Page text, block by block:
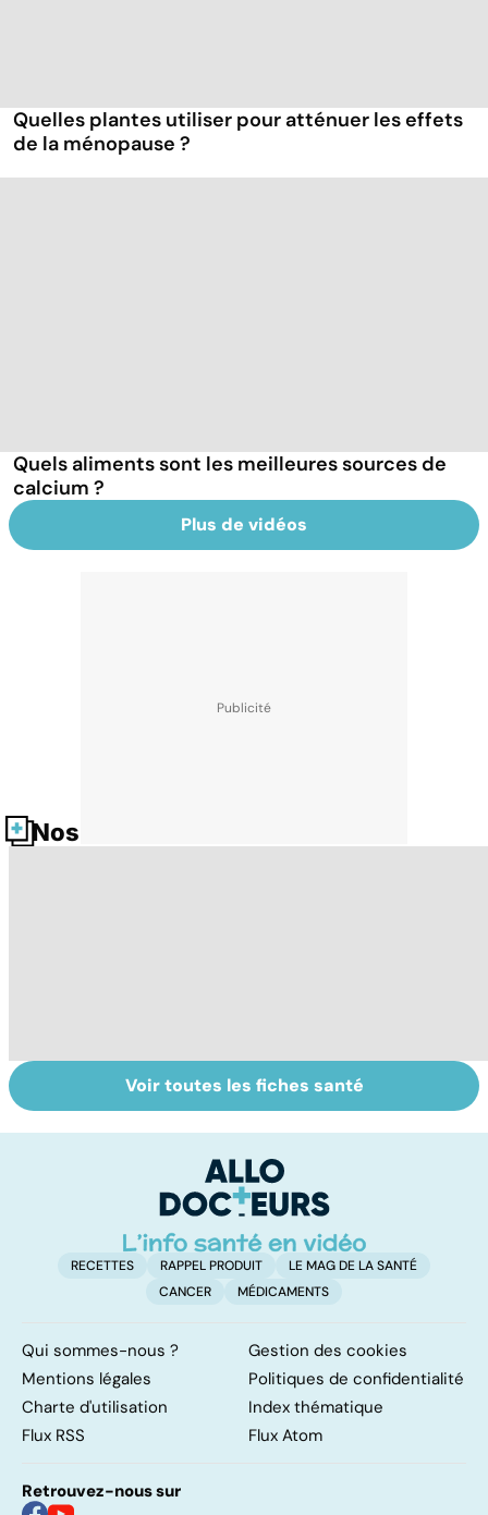
Quelles plantes utiliser pour atténuer les effets
de la ménopause ?
Quels aliments sont les meilleures sources de
calcium ?
Plus de vidéos
Nos fiches santé
Ostéoporose :
préserver le
Tout savoir sur
les infections
Voir toutes les fiches santé
RECETTES RAPPEL PRODUIT
LE MAG DE LA SANTÉ
CANCER
MÉDICAMENTS
Qui sommes-nous ?
Gestion des cookies
Mentions légales
Politiques de confidentialité
Charte d'utilisation
Index thématique
Flux RSS
Flux Atom
Retrouvez-nous sur